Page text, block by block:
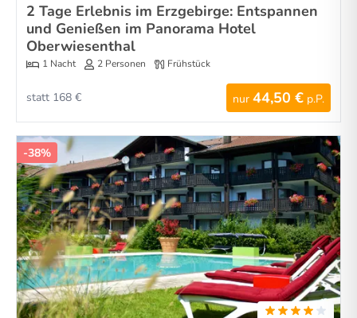
2 Tage Erlebnis im Erzgebirge: Entspannen
und Genießen im Panorama Hotel
Oberwiesenthal
1 Nacht 2 Personen Frühstück
nur 44,50 € p.P.
statt 168 €
-38%